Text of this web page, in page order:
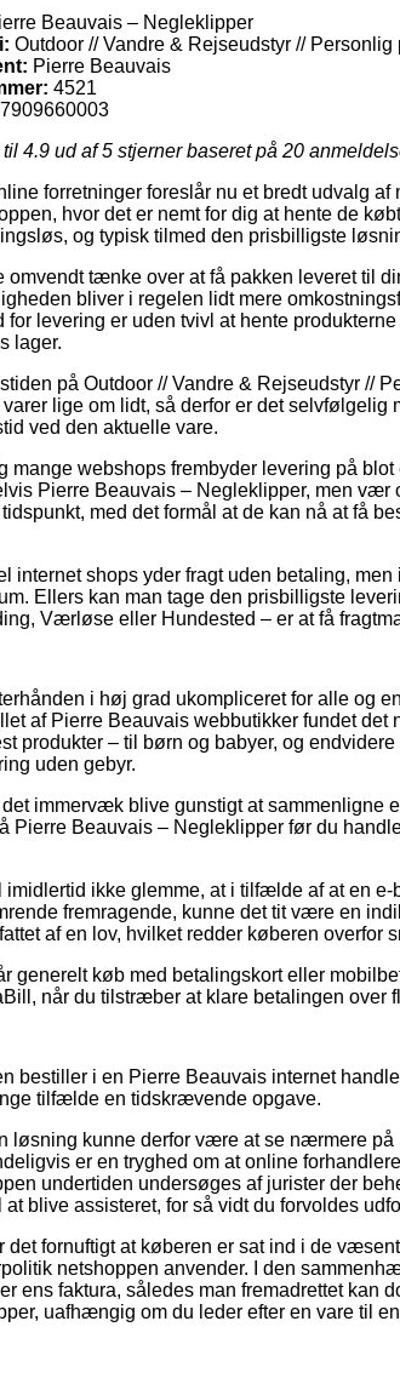
Beauvais – Negleklipper
Outdoor // Vandre & Rejseudstyr // Personlig
Pierre Beauvais
4521
til 4.9 ud af 5 stjerner baseret på 20
forretninger foreslår nu et bredt udvalg
hvor det er nemt for dig at hente de
og typisk tilmed den prisbilligste
omvendt tænke over at få pakken leveret til
bliver i regelen lidt mere
for levering er uden tvivl at hente
lager.
på Outdoor // Vandre & Rejseudstyr //
lige om lidt, så derfor er det
ved den aktuelle vare.
mange webshops frembyder levering på
Pierre Beauvais – Negleklipper, men vær
tidspunkt, med det formål at de kan nå at få
internet shops yder fragt uden betaling,
Ellers kan man tage den prisbilligste
Værløse eller Hundested – er at få
i høj grad ukompliceret for alle og
af Pierre Beauvais webbutikker fundet
produkter – til børn og babyer, og
uden gebyr.
immervæk blive gunstigt at sammenligne
Pierre Beauvais – Negleklipper før du
imidlertid ikke glemme, at i tilfælde af at en
fremragende, kunne det tit være en
af en lov, hvilket redder køberen overfor
generelt køb med betalingskort eller
når du tilstræber at klare betalingen over
bestiller i en Pierre Beauvais internet
tilfælde en tidskrævende opgave.
løsning kunne derfor være at se nærmere
er en tryghed om at online
undertiden undersøges af jurister der
at blive assisteret, for så vidt du forvoldes
det fornuftigt at køberen er sat ind i de
netshoppen anvender. I den
ens faktura, således man fremadrettet kan
uafhængig om du leder efter en vare til